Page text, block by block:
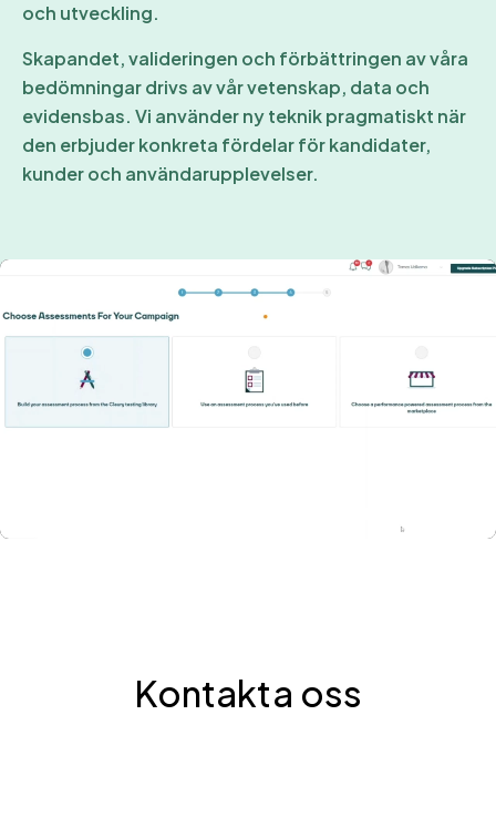
och utveckling.
Skapandet, valideringen och förbättringen av våra
bedömningar drivs av vår vetenskap, data och
evidensbas. Vi använder ny teknik pragmatiskt när
den erbjuder konkreta fördelar för kandidater,
kunder och användarupplevelser.
Kontakta oss